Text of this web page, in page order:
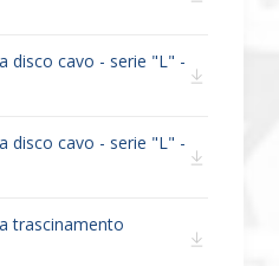
disco cavo - serie "L" -
disco cavo - serie "L" -
trascinamento